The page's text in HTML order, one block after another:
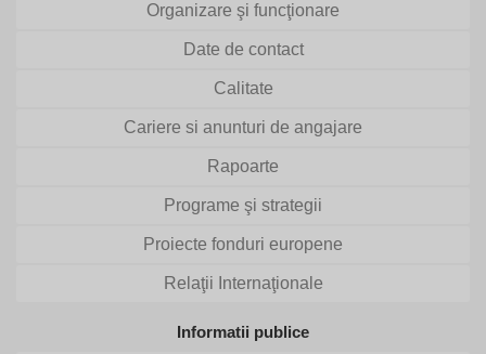
Organizare şi funcţionare
Date de contact
Calitate
Cariere si anunturi de angajare
Rapoarte
Programe şi strategii
Proiecte fonduri europene
Relaţii Internaţionale
Informatii publice